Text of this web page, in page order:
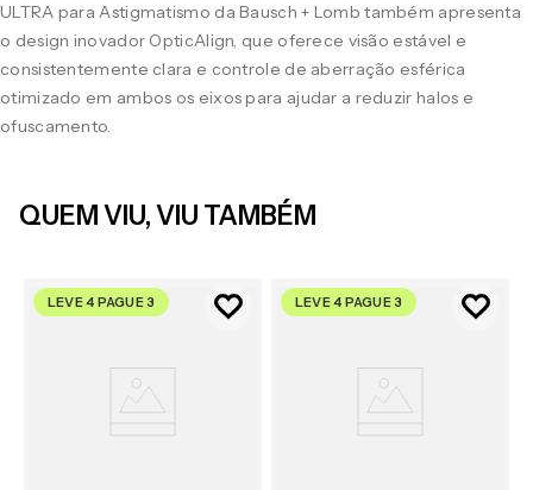
ULTRA para Astigmatismo da Bausch + Lomb também apresenta
o design inovador OpticAlign, que oferece visão estável e
consistentemente clara e controle de aberração esférica
otimizado em ambos os eixos para ajudar a reduzir halos e
ofuscamento.
QUEM VIU, VIU TAMBÉM
LEVE 4 PAGUE 3 LEVE 4 PAGUE 3